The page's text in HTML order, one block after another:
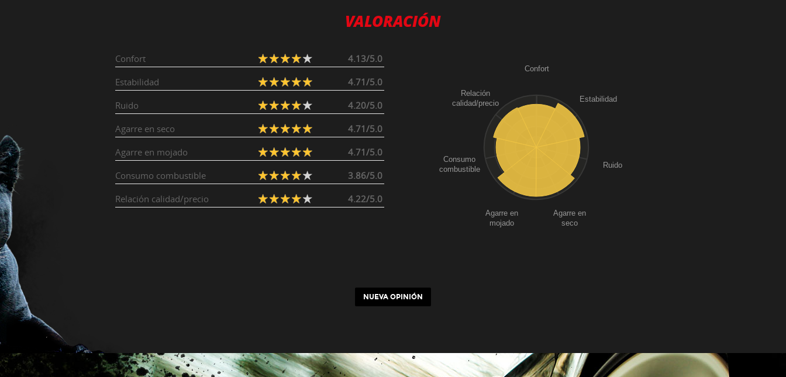
VALORACIÓN
Confort
4.13/5.0
Estabilidad
4.71/5.0
Ruido
4.20/5.0
Agarre en seco
4.71/5.0
Agarre en mojado
4.71/5.0
Consumo combustible
3.86/5.0
Relación calidad/precio
4.22/5.0
Confort
Estabilidad
Ruido
Agarre en
seco
Agarre en
mojado
Consumo
combustible
Relación
calidad/precio
NUEVA OPINIÓN